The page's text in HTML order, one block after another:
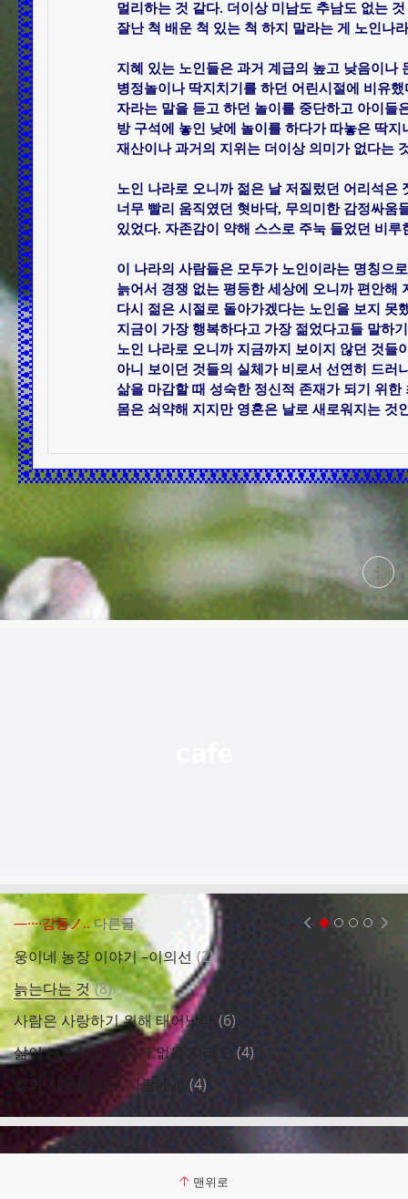
멀리하는 것 같다. 더이상 미남도 추남도 없는
잘난 척 배운 척 있는 척 하지 말라는 게 노인나
지혜 있는 노인들은 과거 계급의 높고 낮음이나
병정놀이나 딱지치기를 하던 어린시절에 비유
자라는 말을 듣고 하던 놀이를 중단하고 아이들
방 구석에 놓인 낮에 놀이를 하다가 따놓은 딱
재산이나 과거의 지위는 더이상 의미가 없다는
노인 나라로 오니까 젊은 날 저질렀던 어리석은
너무 빨리 움직였던 혓바닥, 무의미한 감정싸움
있었다. 자존감이 약해 스스로 주눅 들었던 비
이 나라의 사람들은 모두가 노인이라는 명칭으
늙어서 경쟁 없는 평등한 세상에 오니까 편안해
다시 젊은 시절로 돌아가겠다는 노인을 보지 못
지금이 가장 행복하다고 가장 젊었다고들 말하
노인 나라로 오니까 지금까지 보이지 않던 것들
아니 보이던 것들의 실체가 비로서 선연히 드러
삶을 마감할 때 성숙한 정신적 존재가 되기 위
몸은 쇠약해 지지만 영혼은 날로 새로워지는 것
현
재
게
시
글
―····감동ノ..다른글
웅이네 농장 이야기 –이의선 댓
글
(2)
늙는다는 것댓
글
(8)
사람은 사랑하기 위해 태어났다 댓
글
(6)
삶이 분주하고 여유가 없을 지라도
댓
글
(4)
삶의 지혜를 찾는 사람에게 댓
글
(4)
맨위로